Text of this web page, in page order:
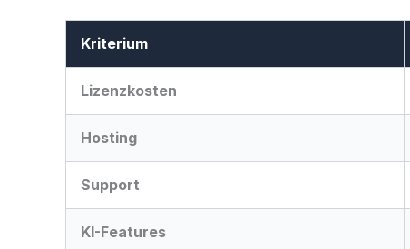
Kriterium
Lizenzkosten
Hosting
Support
KI-Features